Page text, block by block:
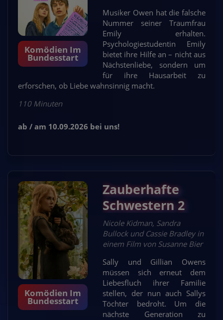
Komödien Im
Bundesstart
Musiker Owen hat die falsche
Nummer seiner Traumfrau
Emily erhalten.
Psychologiestudentin Emily
bietet ihre Hilfe an – nicht aus
Nächstenliebe, sondern um
für ihre Hausarbeit zu
erforschen, ob Liebe wahnsinnig macht.
110 Minuten
ab / am 10.09.2026 bei uns!
Komödien Im
Bundesstart
Zauberhafte
Schwestern 2
Nicole Kidman, Sandra
Bullock und Cassie Bradley in
einem Film von Susanne Bier
Sally und Gillian Owens
müssen sich erneut dem
Liebesfluch ihrer Familie
stellen, der nun auch Sallys
Töchter bedroht. Um die
nächste Generation zu